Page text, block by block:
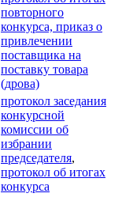
повторного
конкурса, приказ о
привлечении
поставщика на
поставку товара
(дрова)
протокол заседания
конкурсной
комиссии об
избрании
председателя,
протокол об итогах
конкурса